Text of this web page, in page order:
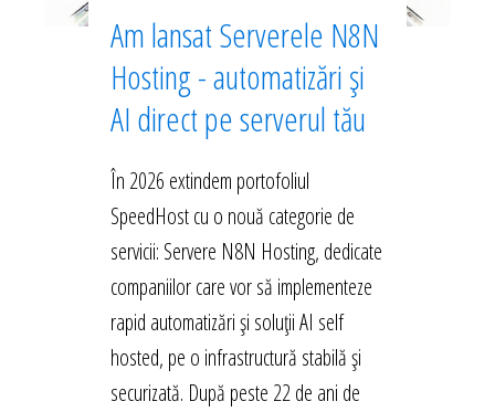
Am lansat Serverele N8N
Hosting - automatizări și
AI direct pe serverul tău
În 2026 extindem portofoliul
SpeedHost cu o nouă categorie de
servicii: Servere N8N Hosting, dedicate
companiilor care vor să implementeze
rapid automatizări și soluții AI self
hosted, pe o infrastructură stabilă și
securizată. După peste 22 de ani de